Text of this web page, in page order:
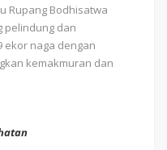
Rupang Bodhisatwa
pelindung dan
ekor naga dengan
kemakmuran dan